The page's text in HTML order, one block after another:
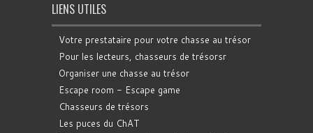
LIENS UTILES
Votre prestataire pour votre chasse au trésor
Pour les lecteurs, chasseurs de trésorsr
Organiser une chasse au trésor
Escape room - Escape game
Chasseurs de trésors
Les puces du ChAT